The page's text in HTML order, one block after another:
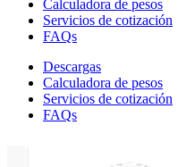
Calculadora de pesos
Servicios de cotización
FAQs
Descargas
Calculadora de pesos
Servicios de cotización
FAQs